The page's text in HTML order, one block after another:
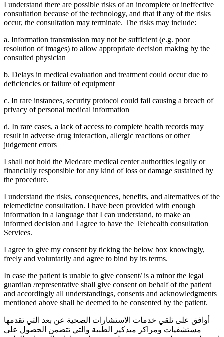
I understand there are possible risks of an incomplete or ineffective
consultation because of the technology, and that if any of the risks
occur, the consultation may terminate. The risks may include:
a. Information transmission may not be sufficient (e.g. poor
resolution of images) to allow appropriate decision making by the
consulted physician
b. Delays in medical evaluation and treatment could occur due to
deficiencies or failure of equipment
c. In rare instances, security protocol could fail causing a breach of
privacy of personal medical information
d. In rare cases, a lack of access to complete health records may
result in adverse drug interaction, allergic reactions or other
judgement errors
I shall not hold the Medcare medical center authorities legally or
financially responsible for any kind of loss or damage sustained by
the procedure.
I understand the risks, consequences, benefits, and alternatives of the
telemedicine consultation. I have been provided with enough
information in a language that I can understand, to make an
informed decision and I agree to have the Telehealth consultation
Services.
I agree to give my consent by ticking the below box knowingly,
freely and voluntarily and agree to bind by its terms.
In case the patient is unable to give consent/ is a minor the legal
guardian /representative shall give consent on behalf of the patient
and accordingly all understandings, consents and acknowledgments
mentioned above shall be deemed to be consented by the patient.
أوافق على تلقي خدمات الاستشارات الصحية عن بعد التي تقدمها
مستشفيات ومراكز ميدكير الطبية والتي تتضمن الحصول على